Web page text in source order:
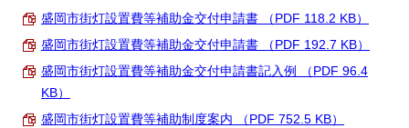
盛岡市街灯設置費等補助金交付申請書 （PDF 118.2 KB）
盛岡市街灯設置費等補助金交付申請書 （PDF 192.7 KB）
盛岡市街灯設置費等補助金交付申請書記入例 （PDF 96.4
KB）
盛岡市街灯設置費等補助制度案内 （PDF 752.5 KB）